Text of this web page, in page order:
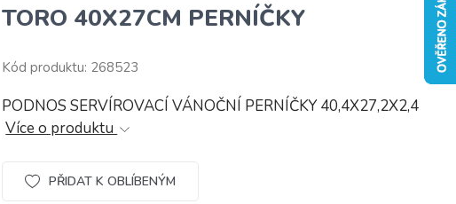
TORO 40X27CM PERNÍČKY
Kód produktu: 268523
PODNOS SERVÍROVACÍ VÁNOČNÍ PERNÍČKY 40,4X27,2X2,4
Více o produktu
PŘIDAT K OBLÍBENÝM